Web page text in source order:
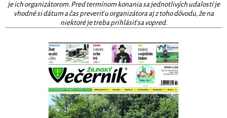
je ich organizátorom. Pred termínom konania sa jednotlivých udalostí je
vhodné si dátum a čas preveriť u organizátora aj z toho dôvodu, že na
niektoré je treba prihlásiť sa vopred.